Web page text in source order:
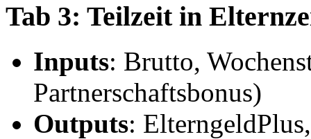
Tab 3: Teilzeit in
Inputs: Brutto,
Partnerschaftsbonus)
Outputs: